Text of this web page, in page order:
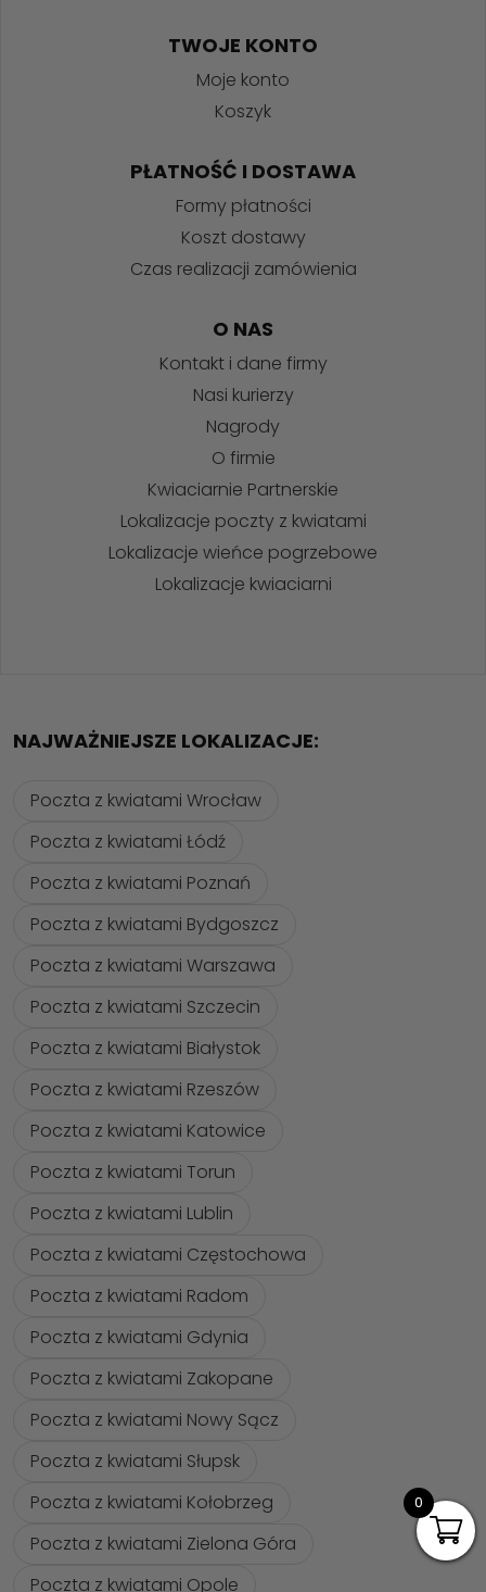
TWOJE KONTO
Moje konto
Koszyk
PŁATNOŚĆ I DOSTAWA
Formy płatności
Koszt dostawy
Czas realizacji zamówienia
O NAS
Kontakt i dane firmy
Nasi kurierzy
Nagrody
O firmie
Kwiaciarnie Partnerskie
Lokalizacje poczty z kwiatami
Lokalizacje wieńce pogrzebowe
Lokalizacje kwiaciarni
NAJWAŻNIEJSZE LOKALIZACJE:
Poczta z kwiatami Wrocław
Poczta z kwiatami Łódź
Poczta z kwiatami Poznań
Poczta z kwiatami Bydgoszcz
Poczta z kwiatami Warszawa
Poczta z kwiatami Szczecin
Poczta z kwiatami Białystok
Poczta z kwiatami Rzeszów
Poczta z kwiatami Katowice
Poczta z kwiatami Torun
Poczta z kwiatami Lublin
Poczta z kwiatami Częstochowa
Poczta z kwiatami Radom
Poczta z kwiatami Gdynia
Poczta z kwiatami Zakopane
Poczta z kwiatami Nowy Sącz
Poczta z kwiatami Słupsk
Poczta z kwiatami Kołobrzeg
Poczta z kwiatami Zielona Góra
Poczta z kwiatami Opole
0